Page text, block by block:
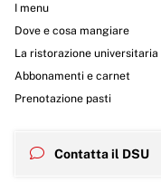
I menu
Dove e cosa mangiare
La ristorazione universitaria
Abbonamenti e carnet
Prenotazione pasti
Contatta il DSU